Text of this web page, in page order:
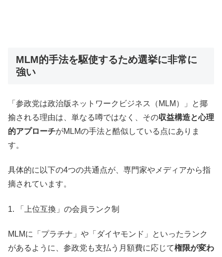
MLM的手法を駆使するため選挙に非常に
強い
「参政党は政治版ネットワークビジネス（MLM）」と揶
揄される理由は、単なる噂ではなく、その収益構造と心理
的アプローチがMLMの手法と酷似している点にありま
す。
具体的に以下の4つの共通点が、専門家やメディアから指
摘されています。
1. 「上位互換」の会員ランク制
MLMに「プラチナ」や「ダイヤモンド」といったランク
があるように、参政党も支払う月額費に応じて権限が変わ